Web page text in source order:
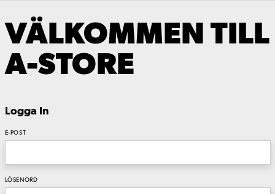
VÄLKOMMEN TILL
A-STORE
Logga In
E-POST
LÖSENORD